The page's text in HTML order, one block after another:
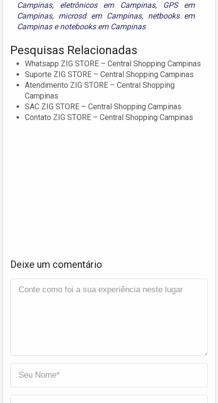
Campinas, eletrônicos em Campinas,
GPS em
Campinas, microsd em Campinas, netbooks em
Campinasenotebooks em Campinas
Pesquisas Relacionadas
Whatsapp ZIG STORE – Central Shopping Campinas
Suporte ZIG STORE – Central Shopping Campinas
Atendimento ZIG STORE – Central Shopping
Campinas
SAC ZIG STORE – Central Shopping Campinas
Contato ZIG STORE – Central Shopping Campinas
Deixe um comentário